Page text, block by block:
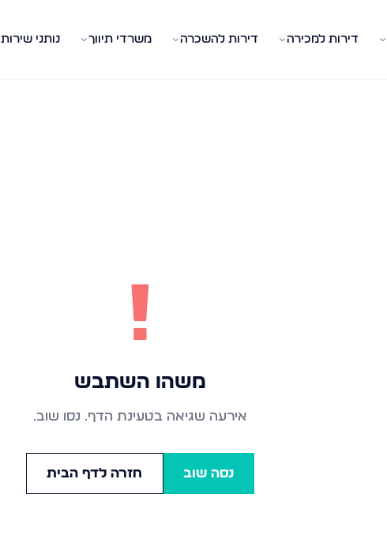
דירות למכירה דירות להשכרה משרדי תיווך נותני שירות
!
משהו השתבש
אירעה שגיאה בטעינת הדף. נסו שוב.
נסה שוב חזרה לדף הבית